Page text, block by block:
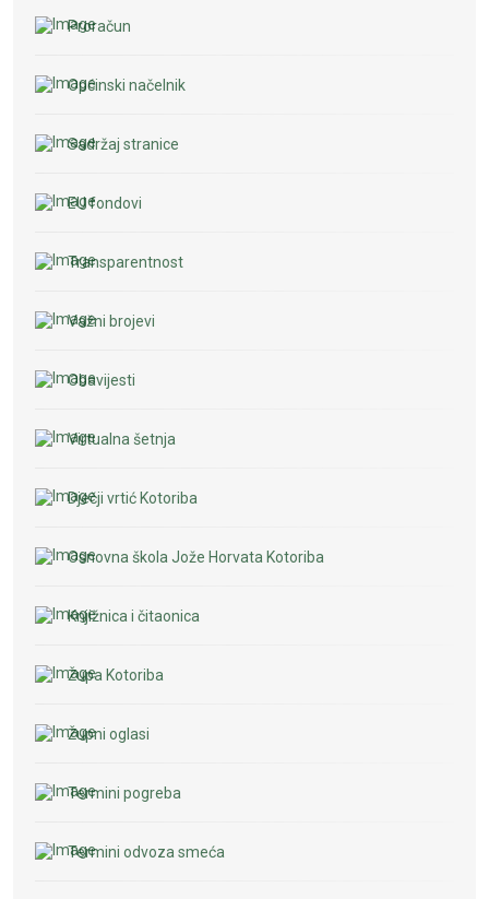
Proračun
Općinski načelnik
Sadržaj stranice
EU fondovi
Transparentnost
Važni brojevi
Obavijesti
Virtualna šetnja
Dječji vrtić Kotoriba
Osnovna škola Jože Horvata Kotoriba
Knjižnica i čitaonica
Župa Kotoriba
Župni oglasi
Termini pogreba
Termini odvoza smeća